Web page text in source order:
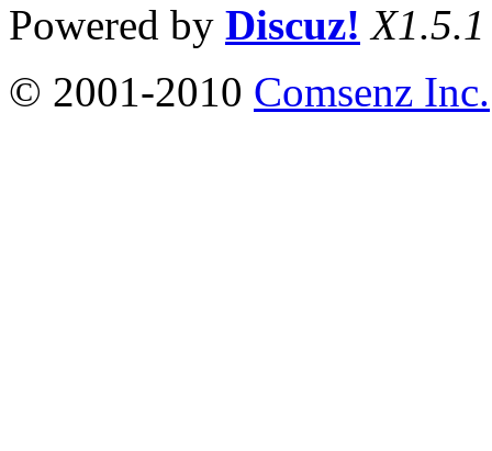
Powered by Discuz! X1.5.1
© 2001-2010 Comsenz Inc.